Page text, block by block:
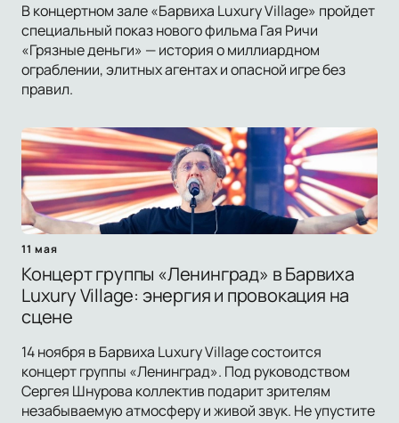
В концертном зале «Барвиха Luxury Village» пройдет
специальный показ нового фильма Гая Ричи
«Грязные деньги» — история о миллиардном
ограблении, элитных агентах и опасной игре без
правил.
11 мая
Концерт группы «Ленинград» в Барвиха
Luxury Village: энергия и провокация на
сцене
14 ноября в Барвиха Luxury Village состоится
концерт группы «Ленинград». Под руководством
Сергея Шнурова коллектив подарит зрителям
незабываемую атмосферу и живой звук. Не упустите